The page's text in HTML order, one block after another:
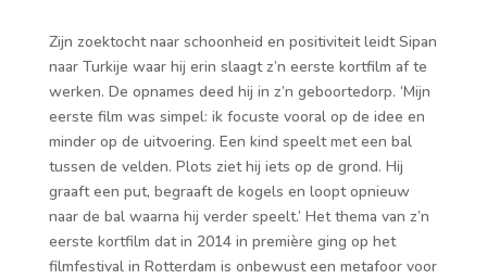
Zijn zoektocht naar schoonheid en positiviteit leidt Sipan
naar Turkije waar hij erin slaagt z’n eerste kortfilm af te
werken. De opnames deed hij in z’n geboortedorp. ‘Mijn
eerste film was simpel: ik focuste vooral op de idee en
minder op de uitvoering. Een kind speelt met een bal
tussen de velden. Plots ziet hij iets op de grond. Hij
graaft een put, begraaft de kogels en loopt opnieuw
naar de bal waarna hij verder speelt.’ Het thema van z’n
eerste kortfilm dat in 2014 in première ging op het
filmfestival in Rotterdam is onbewust een metafoor voor